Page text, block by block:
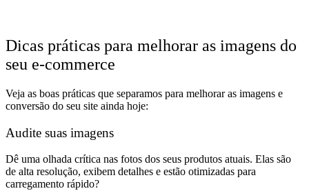
Dicas práticas para melhorar as imagens do
seu e-commerce
Veja as boas práticas que separamos para melhorar as imagens e
conversão do seu site ainda hoje:
Audite suas imagens
Dê uma olhada crítica nas fotos dos seus produtos atuais. Elas são
de alta resolução, exibem detalhes e estão otimizadas para
carregamento rápido?